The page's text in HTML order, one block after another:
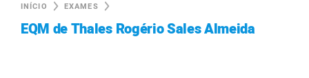
INÍCIO EXAMES
EQM de Thales Rogério Sales Almeida